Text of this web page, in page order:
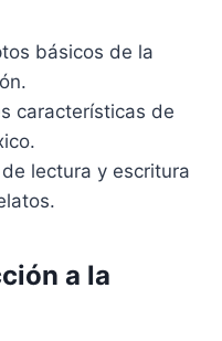
básicos de la
características de
lectura y escritura
a la